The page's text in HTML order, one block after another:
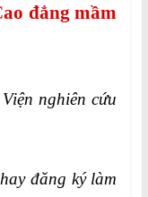
đẳng mầm
nghiên cứu
đăng ký làm